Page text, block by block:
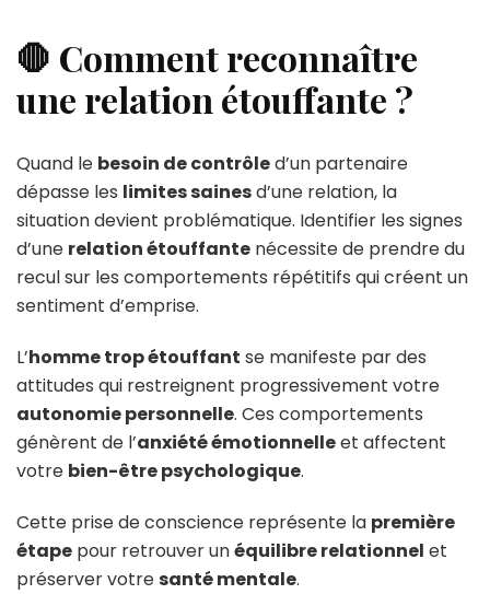
🛑 Comment reconnaître
une relation étouffante ?
Quand le besoin de contrôled’un partenaire
dépasse les limites sainesd’une relation, la
situation devient problématique. Identifier les signes
d’une relation étouffante nécessite de prendre du
recul sur les comportements répétitifs qui créent un
sentiment d’emprise.
L’homme trop étouffant se manifeste par des
attitudes qui restreignent progressivement votre
autonomie personnelle. Ces comportements
génèrent de l’anxiété émotionnelleet affectent
votre bien-être psychologique.
Cette prise de conscience représente la première
étape pour retrouver unéquilibre relationnel et
préserver votresanté mentale.